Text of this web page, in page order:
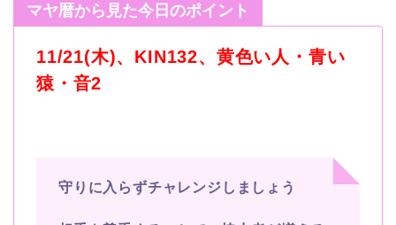
マヤ暦から見た今日のポイント
11/21(木)、KIN132、黄色い人・青い
猿・音2
守りに入らずチャレンジしましょう